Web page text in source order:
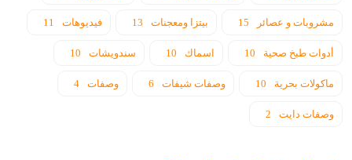
مشروبات و عصائر 15 بيتزا ومعجنات 13 فيديوهات 11
أدوات طبخ صحية 10 اسماك 10 سندويشات 10
ماكولات بحرية 10 وصفات شيفات 6 وصفات 4
وصفات دايت 2